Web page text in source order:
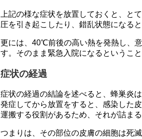
上記の様な症状を放置しておくと、と
圧を引き起こしたり、錯乱状態になる
更には、40℃前後の高い熱を発熱し、
す。そのまま緊急入院になるということ
症状の経過
症状の経過の結論を述べると、蜂巣炎
発症してから放置をすると、感染した
運搬する役割があるため、それが詰ま
つまりは、その部位の皮膚の細胞は死